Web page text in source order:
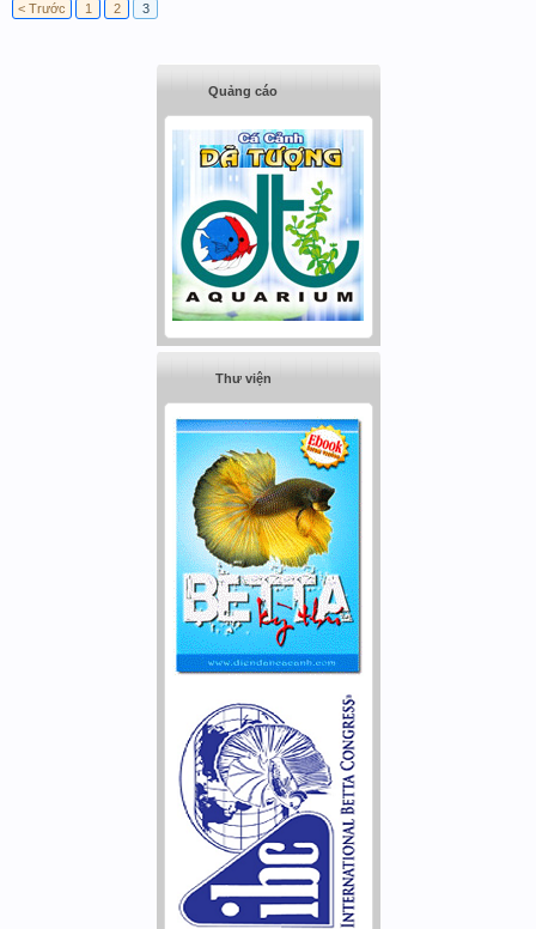
< Trước
1 2 3
Quảng cáo
Thư viện